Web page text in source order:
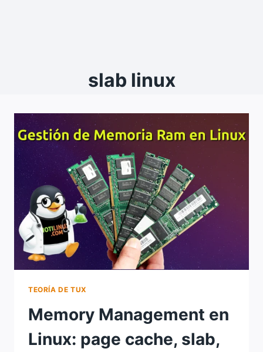
slab linux
TEORÍA DE TUX
Memory Management en
Linux: page cache, slab,